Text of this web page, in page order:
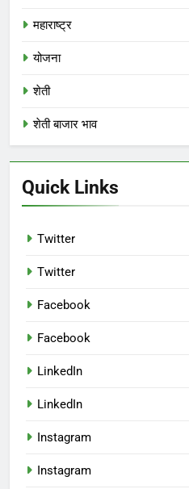
महाराष्ट्र
योजना
शेती
शेती बाजार भाव
Quick Links
Twitter
Twitter
Facebook
Facebook
LinkedIn
LinkedIn
Instagram
Instagram